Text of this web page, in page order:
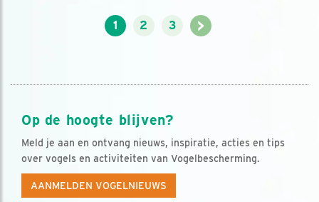
1 2 3 >
Op de hoogte blijven?
Meld je aan en ontvang nieuws, inspiratie, acties en tips
over vogels en activiteiten van Vogelbescherming.
AANMELDEN VOGELNIEUWS